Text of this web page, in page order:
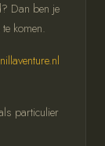
Dan ben je
komen.
particulier